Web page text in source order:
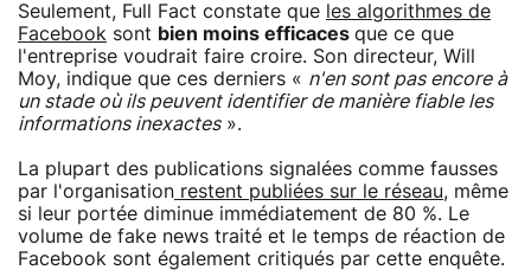
Seulement, Full Fact constate que les algorithmes de
Facebook sont bien moins efficaces que ce que
l'entreprise voudrait faire croire. Son directeur, Will
Moy, indique que ces derniers « n'en sont pas encore à
un stade où ils peuvent identifier de manière fiable les
informations inexactes».
La plupart des publications signalées comme fausses
par l'organisation restent publiées sur le réseau, même
si leur portée diminue immédiatement de 80 %. Le
volume de fake news traité et le temps de réaction de
Facebook sont également critiqués par cette enquête.